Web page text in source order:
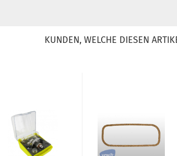
KUNDEN, WELCHE DIESEN